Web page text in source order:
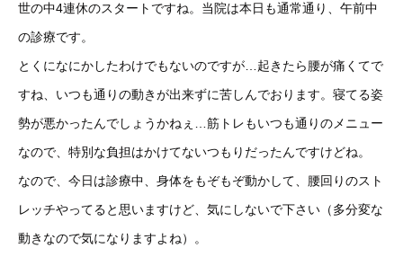
世の中4連休のスタートですね。当院は本日も通常通り、午前中
の診療です。
とくになにかしたわけでもないのですが…起きたら腰が痛くてで
すね、いつも通りの動きが出来ずに苦しんでおります。寝てる姿
勢が悪かったんでしょうかねぇ…筋トレもいつも通りのメニュー
なので、特別な負担はかけてないつもりだったんですけどね。
なので、今日は診療中、身体をもぞもぞ動かして、腰回りのスト
レッチやってると思いますけど、気にしないで下さい（多分変な
動きなので気になりますよね）。